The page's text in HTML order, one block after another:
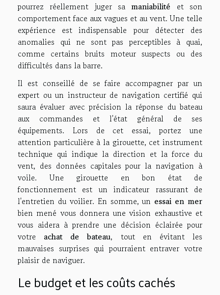
pourrez réellement juger sa maniabilité et son
comportement face aux vagues et au vent. Une telle
expérience est indispensable pour détecter des
anomalies qui ne sont pas perceptibles à quai,
comme certains bruits moteur suspects ou des
difficultés dans la barre.
Il est conseillé de se faire accompagner par un
expert ou un instructeur de navigation certifié qui
saura évaluer avec précision la réponse du bateau
aux commandes et l'état général de ses
équipements. Lors de cet essai, portez une
attention particulière à la girouette, cet instrument
technique qui indique la direction et la force du
vent, des données capitales pour la navigation à
voile. Une girouette en bon état de
fonctionnement est un indicateur rassurant de
l'entretien du voilier. En somme, un essai en mer
bien mené vous donnera une vision exhaustive et
vous aidera à prendre une décision éclairée pour
votre achat de bateau, tout en évitant les
mauvaises surprises qui pourraient entraver votre
plaisir de naviguer.
Le budget et les coûts cachés